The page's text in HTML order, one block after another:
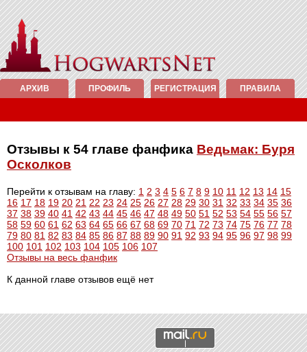
АРХИВ ПРОФИЛЬ РЕГИСТРАЦИЯ ПРАВИЛА
Отзывы к 54 главе фанфика Ведьмак: Буря
Осколков
Перейти к отзывам на главу: 1 2 3 4 5 6 7 8 9 10 11 12 13 14 15
16 17 18 19 20 21 22 23 24 25 26 27 28 29 30 31 32 33 34 35 36
37 38 39 40 41 42 43 44 45 46 47 48 49 50 51 52 53 54 55 56 57
58 59 60 61 62 63 64 65 66 67 68 69 70 71 72 73 74 75 76 77 78
79 80 81 82 83 84 85 86 87 88 89 90 91 92 93 94 95 96 97 98 99
100 101 102 103 104 105 106 107
Отзывы на весь фанфик
К данной главе отзывов ещё нет